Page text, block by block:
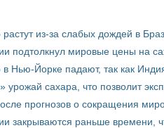
из-за слабых дождей в
подтолкнул мировые цены на
Нью-Йорке падают, так как
урожай сахара, что позволит
прогнозов о сокращения
закрываются раньше времени,